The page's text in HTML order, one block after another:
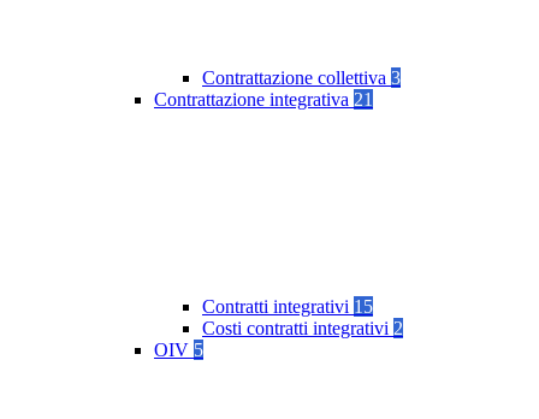
Contrattazione collettiva 3
Contrattazione integrativa 21
Contratti integrativi 15
Costi contratti integrativi 2
OIV 5